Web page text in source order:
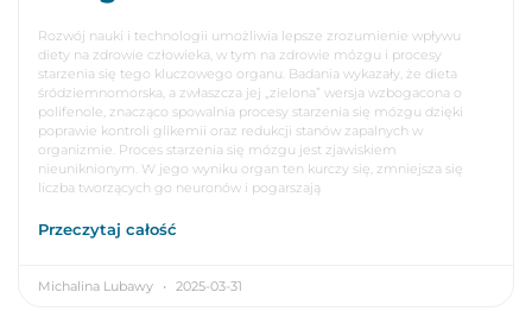
Rozwój nauki i technologii umożliwia lepsze zrozumienie wpływu
diety na zdrowie człowieka, w tym na zdrowie mózgu i procesy
starzenia się tego kluczowego organu. Badania wykazały, że dieta
śródziemnomorska, a zwłaszcza jej „zielona” wersja wzbogacona o
polifenole, znacząco spowalnia procesy starzenia się mózgu dzięki
poprawie kontroli glikemii oraz redukcji stanów zapalnych w
organizmie. Proces starzenia się mózgu jest zjawiskiem
nieuniknionym. W jego wyniku organ ten kurczy się, zmniejsza się
liczba tworzących go neuronów i pogarszają
Przeczytaj całość
Michalina Lubawy 2025-03-31